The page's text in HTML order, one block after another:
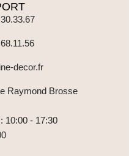
decor.fr
Raymond Brosse
10:00 - 17:30